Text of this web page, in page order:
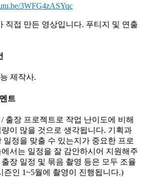
3WFG4zASYqc
직접 만든 영상입니다. 푸티지 및 연출
제작사.
트
출장 프로젝트로 작업 난이도에 비해
이 많을 것으로 생각됩니다. 기획과
일정을 맞출 수 있는지가 중요한 프로
서는 일정을 잘 감안하시어 지원해주
장 일정 및 묶음 촬영 등은 모두 조율
즌인 1~5월에 촬영이 진행됩니다.)